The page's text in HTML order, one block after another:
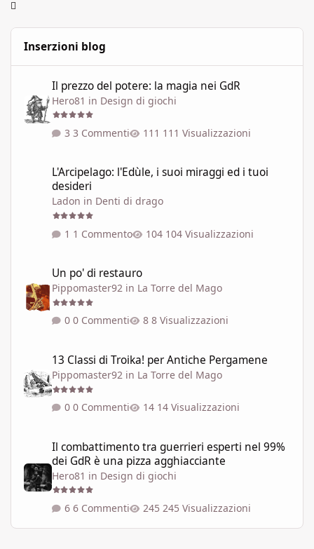
Inserzioni blog
Il prezzo del potere: la magia nei GdR
Hero81 in Design di giochi
3 Commenti 111 Visualizzazioni
L'Arcipelago: l'Edùle, i suoi miraggi ed i tuoi
desideri
Ladon in Denti di drago
1 Commento 104 Visualizzazioni
Un po' di restauro
Pippomaster92 in La Torre del Mago
0 Commenti 8 Visualizzazioni
13 Classi di Troika! per Antiche Pergamene
Pippomaster92 in La Torre del Mago
0 Commenti 14 Visualizzazioni
Il combattimento tra guerrieri esperti nel 99%
dei GdR è una pizza agghiacciante
Hero81 in Design di giochi
6 Commenti 245 Visualizzazioni